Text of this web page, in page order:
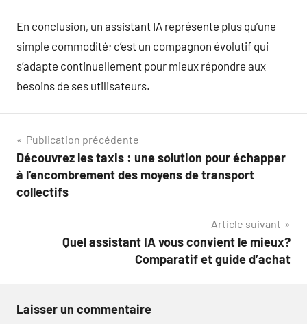
En conclusion, un assistant IA représente plus qu’une
simple commodité; c’est un compagnon évolutif qui
s’adapte continuellement pour mieux répondre aux
besoins de ses utilisateurs.
Navigation
de
l’article
Publication précédente
Découvrez les taxis : une solution pour échapper
à l’encombrement des moyens de transport
collectifs
Article suivant
Quel assistant IA vous convient le mieux?
Comparatif et guide d’achat
Laisser un commentaire